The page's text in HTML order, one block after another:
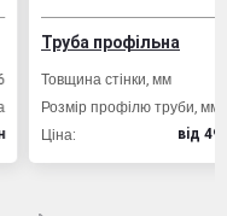
Труба профільна
Товщина стінки, мм
Розмір профілю труби, мм
Ціна:
вiд 49.80